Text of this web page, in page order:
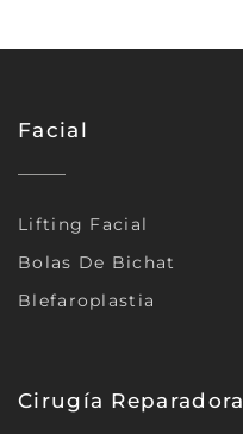
Facial
Lifting Facial
Bolas De Bichat
Blefaroplastia
Cirugía Reparadora